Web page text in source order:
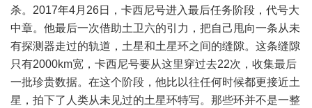
杀。2017年4月26日，卡西尼号进入最后任务阶段，代号大
中章。他最后一次借助土卫六的引力，把自己甩向一条从未
有探测器走过的轨道，土星和土星环之间的缝隙。这条缝隙
只有2000km宽，卡西尼号要从这里穿过去22次，收集最后
一批珍贵数据。在这个阶段，他比以往任何时候都更接近土
星，拍下了人类从未见过的土星环特写。那些环并不是一整